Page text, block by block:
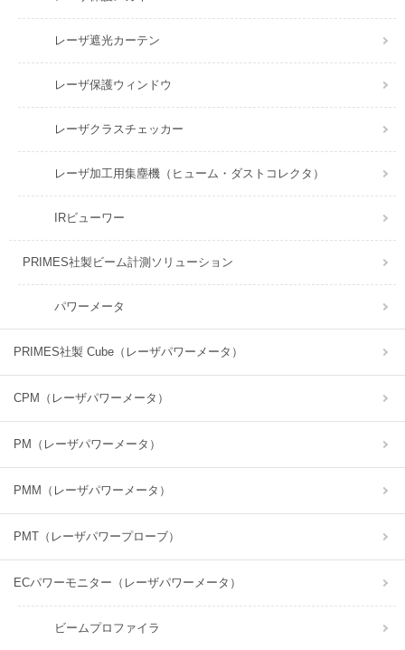
レーザ遮光カーテン
レーザ保護ウィンドウ
レーザクラスチェッカー
レーザ加工用集塵機（ヒューム・ダストコレクタ）
IRビューワー
PRIMES社製ビーム計測ソリューション
パワーメータ
PRIMES社製 Cube（レーザパワーメータ）
CPM（レーザパワーメータ）
PM（レーザパワーメータ）
PMM（レーザパワーメータ）
PMT（レーザパワープローブ）
ECパワーモニター（レーザパワーメータ）
ビームプロファイラ